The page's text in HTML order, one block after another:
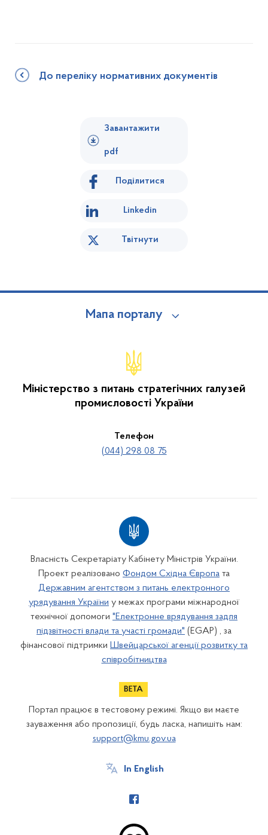
До переліку нормативних документів
Завантажити
pdf
Поділитися
Linkedin
Твітнути
Мапа порталу
Міністерство з питань стратегічних галузей
промисловості України
Телефон
(044) 298 08 75
Власність Секретаріату Кабінету Міністрів України.
Проект реалізовано Фондом Східна Європа та
Державним агентством з питань електронного
урядування України у межах програми міжнародної
технічної допомоги "Електронне врядування задля
підзвітності влади та участі громади" (EGAP) , за
фінансової підтримки Швейцарської агенції розвитку та
співробітництва
Портал працює в тестовому режимі. Якщо ви маєте
зауваження або пропозиції, будь ласка, напишіть нам:
support@kmu.gov.ua
In English